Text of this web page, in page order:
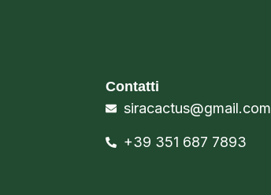
Contatti
siracactus@gmail.com
+39 351 687 7893